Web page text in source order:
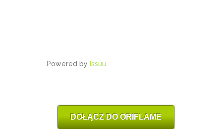
Powered by Issuu
DOŁĄCZ DO ORIFLAME